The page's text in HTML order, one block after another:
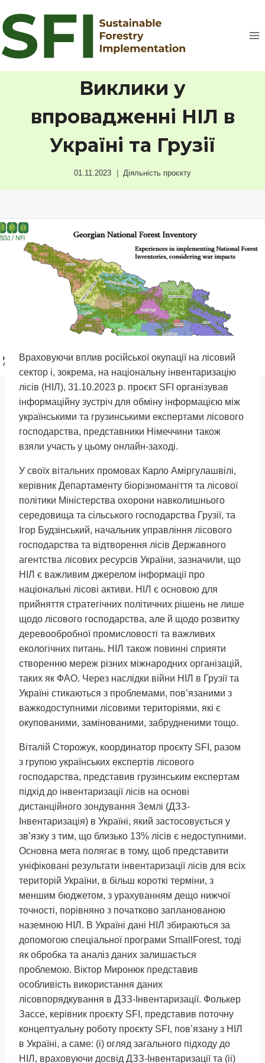
до
вмісту
Виклики у
впровадженні НІЛ в
Україні та Грузії
01.11.2023 Діяльність проєкту
Враховуючи вплив російської окупації на лісовий
сектор і, зокрема, на національну інвентаризацію
лісів (НІЛ), 31.10.2023 р. проєкт SFI організував
інформаційну зустріч для обміну інформацією між
українськими та грузинськими експертами лісового
господарства, представники Німеччини також
взяли участь у цьому онлайн-заході.
У своїх вітальних промовах Карло Аміргулашвілі,
керівник Департаменту біорізноманіття та лісової
політики Міністерства охорони навколишнього
середовища та сільського господарства Грузії, та
Ігор Будзінський, начальник управління лісового
господарства та відтворення лісів Державного
агентства лісових ресурсів України, зазначили, що
НІЛ є важливим джерелом інформації про
національні лісові активи. НІЛ є основою для
прийняття стратегічних політичних рішень не лише
щодо лісового господарства, але й щодо розвитку
деревообробної промисловості та важливих
екологічних питань. НІЛ також повинні сприяти
створенню мереж різних міжнародних організацій,
таких як ФАО. Через наслідки війни НІЛ в Грузії та
Україні стикаються з проблемами, пов’язаними з
важкодоступними лісовими територіями, які є
окупованими, замінованими, забрудненими тощо.
Віталій Сторожук, координатор проєкту SFI, разом
з групою українських експертів лісового
господарства, представив грузинським експертам
підхід до інвентаризації лісів на основі
дистанційного зондування Землі (ДЗЗ-
Інвентаризація) в Україні, який застосовується у
зв’язку з тим, що близько 13% лісів є недоступними.
Основна мета полягає в тому, щоб представити
уніфіковані результати інвентаризації лісів для всіх
територій України, в більш короткі терміни, з
меншим бюджетом, з урахуванням дещо нижчої
точності, порівняно з початково запланованою
наземною НІЛ. В Україні дані НІЛ збираються за
допомогою спеціальної програми SmallForest, тоді
як обробка та аналіз даних залишається
проблемою. Віктор Миронюк представив
особливість використання даних
лісовпорядкування в ДЗЗ-Інвентаризації. Фолькер
Зассе, керівник проєкту SFI, представив поточну
концептуальну роботу проєкту SFI, пов’язану з НІЛ
в Україні, а саме: (i) огляд загального підходу до
НІЛ, враховуючи досвід ДЗЗ-Інвентаризації та (ii)